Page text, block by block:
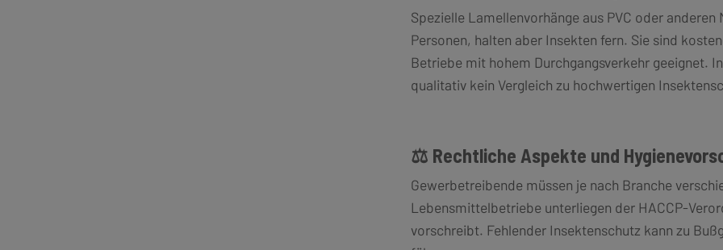
Spezielle Lamellenvorhänge aus PVC oder
Personen, halten aber Insekten fern. Sie sind
Betriebe mit hohem Durchgangsverkehr geeignet.
qualitativ kein Vergleich zu hochwertigen
⚖️ Rechtliche Aspekte und
Gewerbetreibende müssen je nach Branche
Lebensmittelbetriebe unterliegen der HACCP-
vorschreibt. Fehlender Insektenschutz kann zu